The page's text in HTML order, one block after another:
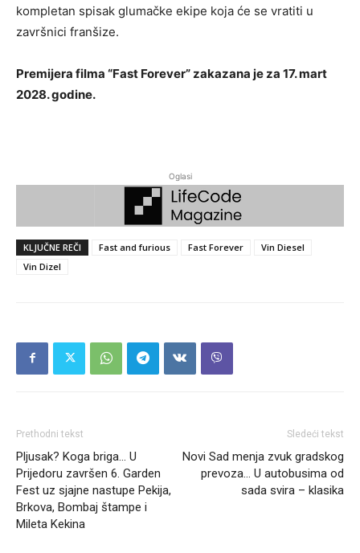
kompletan spisak glumačke ekipe koja će se vratiti u
završnici franšize.
Premijera filma “Fast Forever” zakazana je za 17. mart
2028. godine.
Oglasi
KLJUČNE REČI Fast and furious Fast Forever
Vin Diesel
Vin Dizel
Prethodni tekst
Pljusak? Koga briga… U
Prijedoru završen 6. Garden
Fest uz sjajne nastupe Pekija,
Brkova, Bombaj štampe i
Mileta Kekina
Sledeći tekst
Novi Sad menja zvuk gradskog
prevoza… U autobusima od
sada svira – klasika